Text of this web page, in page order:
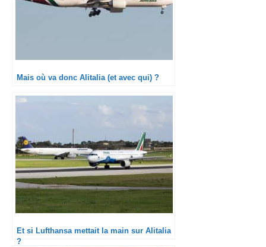
Mais où va donc Alitalia (et avec qui) ?
Et si Lufthansa mettait la main sur Alitalia
?